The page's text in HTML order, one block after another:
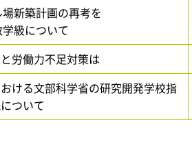
新築計画の再考を
級について
労働力不足対策は
ける文部科学省の研究開発学校指
ついて